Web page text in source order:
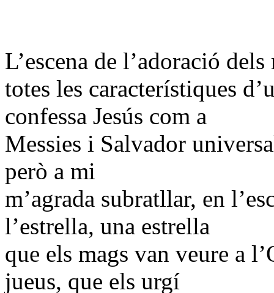
L’escena de l’adoració dels
totes les característiques
confessa Jesús com a
Messies i Salvador
però a mi
m’agrada subratllar, en
l’estrella, una estrella
que els mags van veure a
jueus, que els urgí